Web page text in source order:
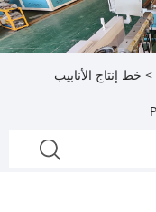
> خط إنتاج الأنابيب